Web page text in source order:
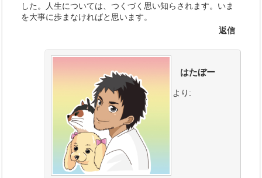
した。人生については、つくづく思い知らされます。いま
を大事に歩まなければと思います。
返信
はたぼー
より: